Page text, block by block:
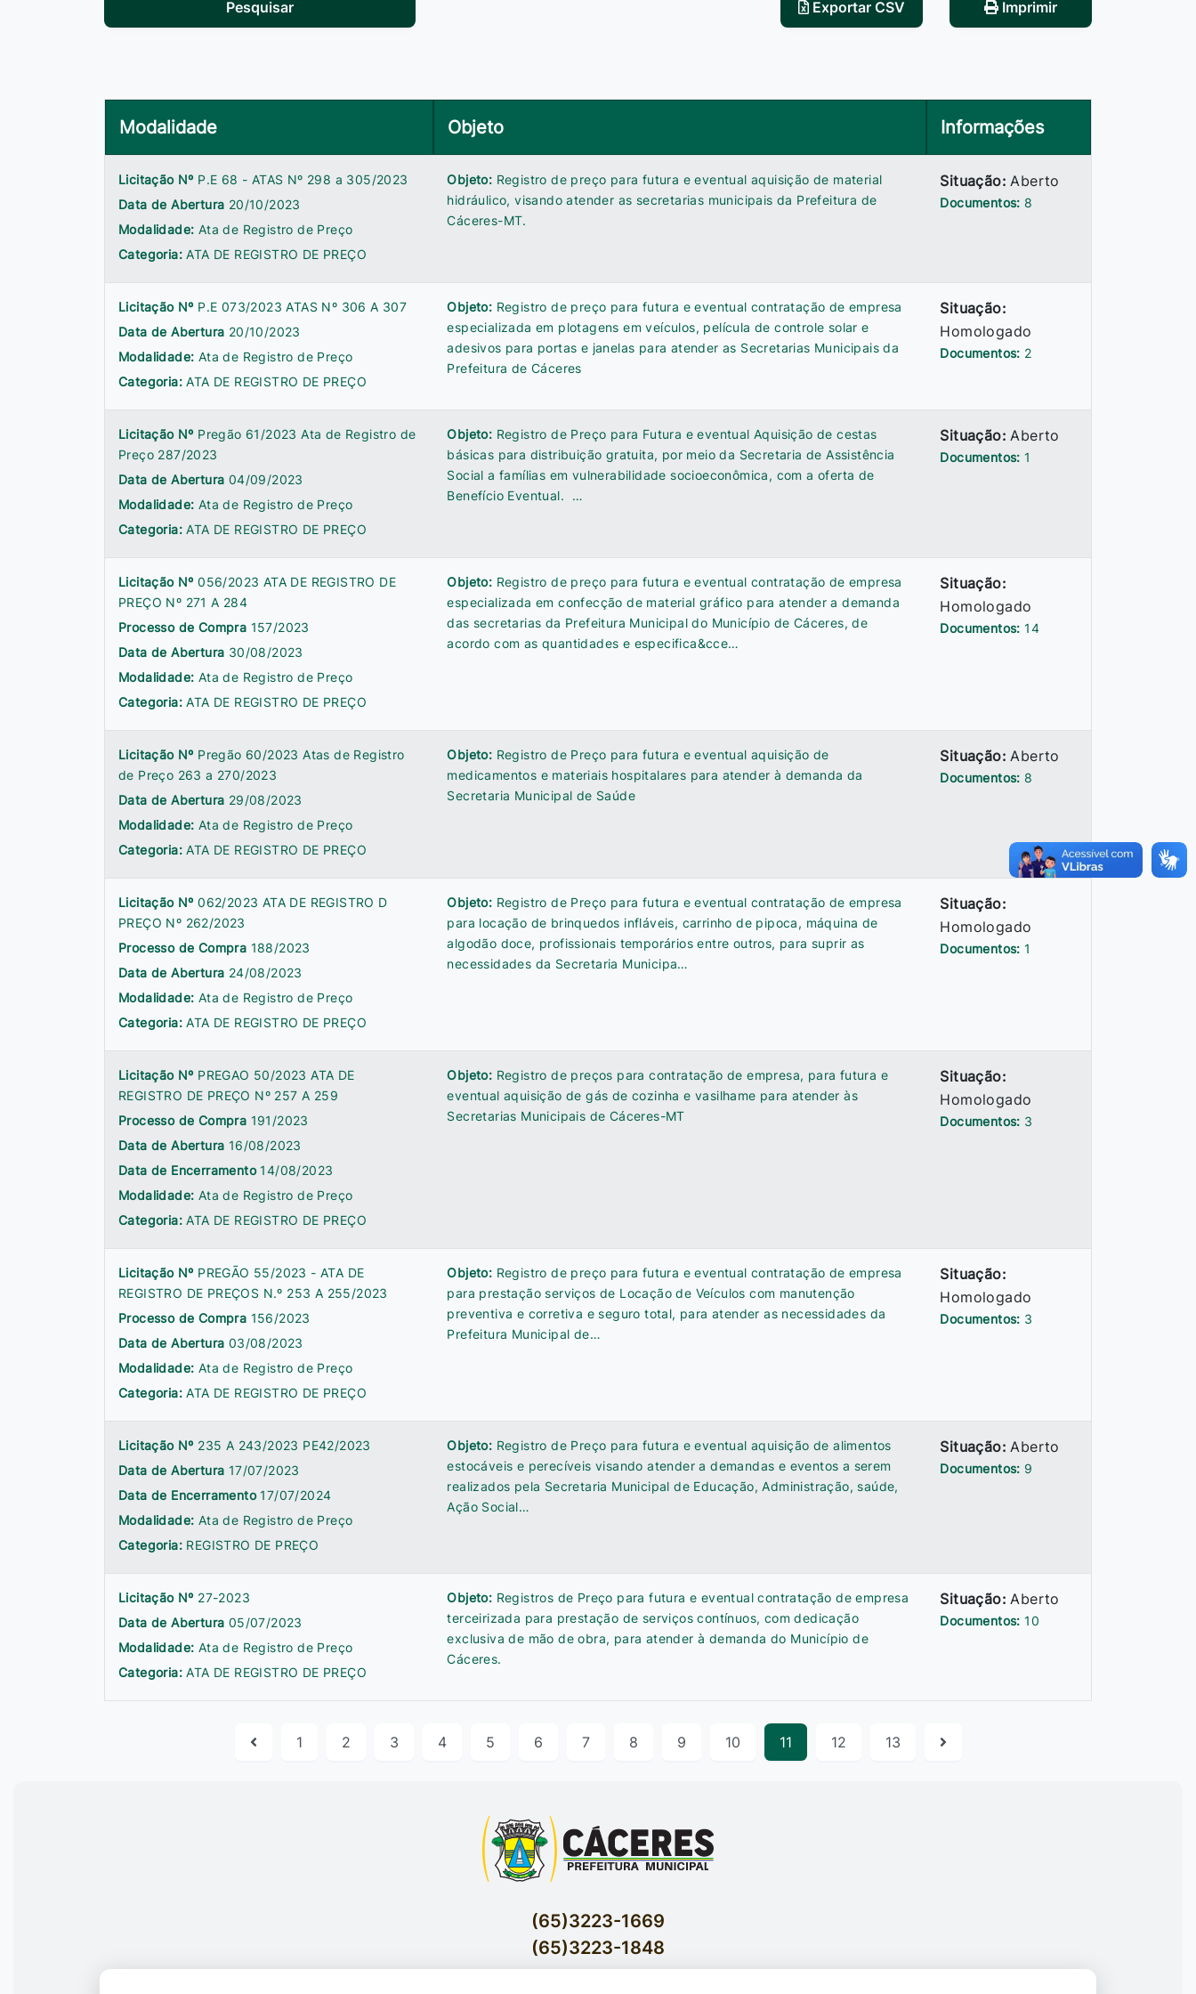
Pesquisar Exportar CSV Imprimir
Modalidade Objeto Informações
Licitação Nº P.E 68 - ATAS Nº 298 a 305/2023
Data de Abertura 20/10/2023
Modalidade: Ata de Registro de Preço
Categoria:ATA DE REGISTRO DE PREÇO
Objeto: Registro de preço para futura e eventual aquisição de material
hidráulico, visando atender as secretarias municipais da Prefeitura de
Cáceres-MT.
Situação:Aberto
Documentos:8
Licitação Nº P.E 073/2023 ATAS Nº 306 A 307
Data de Abertura 20/10/2023
Modalidade: Ata de Registro de Preço
Categoria:ATA DE REGISTRO DE PREÇO
Objeto: Registro de preço para futura e eventual contratação de empresa
especializada em plotagens em veículos, película de controle solar e
adesivos para portas e janelas para atender as Secretarias Municipais da
Prefeitura de Cáceres
Situação:
Homologado
Documentos: 2
Licitação Nº Pregão 61/2023 Ata de Registro de
Preço 287/2023
Data de Abertura 04/09/2023
Modalidade: Ata de Registro de Preço
Categoria:ATA DE REGISTRO DE PREÇO
Objeto: Registro de Preço para Futura e eventual Aquisição de cestas
básicas para distribuição gratuita, por meio da Secretaria de Assistência
Social a famílias em vulnerabilidade socioeconômica, com a oferta de
Benefício Eventual. …
Situação:Aberto
Documentos: 1
Licitação Nº056/2023 ATA DE REGISTRO DE
PREÇO Nº 271 A 284
Processo de Compra 157/2023
Data de Abertura 30/08/2023
Modalidade: Ata de Registro de Preço
Categoria:ATA DE REGISTRO DE PREÇO
Objeto: Registro de preço para futura e eventual contratação de empresa
especializada em confecção de material gráfico para atender a demanda
das secretarias da Prefeitura Municipal do Município de Cáceres, de
acordo com as quantidades e especifica&cce…
Situação:
Homologado
Documentos:14
Licitação Nº Pregão 60/2023 Atas de Registro
de Preço 263 a 270/2023
Data de Abertura 29/08/2023
Modalidade: Ata de Registro de Preço
Categoria:ATA DE REGISTRO DE PREÇO
Objeto: Registro de Preço para futura e eventual aquisição de
medicamentos e materiais hospitalares para atender à demanda da
Secretaria Municipal de Saúde
Situação:Aberto
Documentos:8
Licitação Nº062/2023 ATA DE REGISTRO D
PREÇO Nº 262/2023
Processo de Compra 188/2023
Data de Abertura 24/08/2023
Modalidade: Ata de Registro de Preço
Categoria:ATA DE REGISTRO DE PREÇO
Objeto: Registro de Preço para futura e eventual contratação de empresa
para locação de brinquedos infláveis, carrinho de pipoca, máquina de
algodão doce, profissionais temporários entre outros, para suprir as
necessidades da Secretaria Municipa…
Situação:
Homologado
Documentos:1
Licitação Nº PREGAO 50/2023 ATA DE
REGISTRO DE PREÇO Nº 257 A 259
Processo de Compra 191/2023
Data de Abertura 16/08/2023
Data de Encerramento 14/08/2023
Modalidade: Ata de Registro de Preço
Categoria:ATA DE REGISTRO DE PREÇO
Objeto: Registro de preços para contratação de empresa, para futura e
eventual aquisição de gás de cozinha e vasilhame para atender às
Secretarias Municipais de Cáceres-MT
Situação:
Homologado
Documentos: 3
Licitação Nº PREGÃO 55/2023 - ATA DE
REGISTRO DE PREÇOS N.º 253 A 255/2023
Processo de Compra 156/2023
Data de Abertura 03/08/2023
Modalidade: Ata de Registro de Preço
Categoria:ATA DE REGISTRO DE PREÇO
Objeto: Registro de preço para futura e eventual contratação de empresa
para prestação serviços de Locação de Veículos com manutenção
preventiva e corretiva e seguro total, para atender as necessidades da
Prefeitura Municipal de…
Situação:
Homologado
Documentos: 3
Licitação Nº 235 A 243/2023 PE42/2023
Data de Abertura 17/07/2023
Data de Encerramento 17/07/2024
Modalidade: Ata de Registro de Preço
Categoria: REGISTRO DE PREÇO
Objeto: Registro de Preço para futura e eventual aquisição de alimentos
estocáveis e perecíveis visando atender a demandas e eventos a serem
realizados pela Secretaria Municipal de Educação, Administração, saúde,
Ação Social…
Situação:Aberto
Documentos: 9
Licitação Nº 27-2023
Data de Abertura 05/07/2023
Modalidade: Ata de Registro de Preço
Categoria:ATA DE REGISTRO DE PREÇO
Objeto: Registros de Preço para futura e eventual contratação de empresa
terceirizada para prestação de serviços contínuos, com dedicação
exclusiva de mão de obra, para atender à demanda do Município de
Cáceres.
Situação:Aberto
Documentos:10
1 2 3 4 5 6 7 8 9 10 11 12 13
(65)3223-1669
(65)3223-1848